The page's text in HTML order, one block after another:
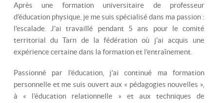
Après une formation universitaire de professeur
d'éducation physique, je me suis spécialisé dans ma passion :
l'escalade. J'ai travaillé pendant 5 ans pour le comité
territorial du Tarn de la fédération où j'ai acquis une
expérience certaine dans la formation et l’entraînement.
Passionné par l’éducation, j'ai continué ma formation
personnelle et me suis ouvert aux « pédagogies nouvelles »,
à « l’éducation relationnelle » et aux techniques de